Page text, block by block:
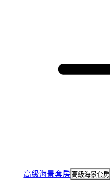
高級海景套房高級海景套房